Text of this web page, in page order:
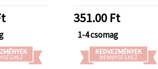
351.00 Ft
1-4 csomag
KEDVEZMÉNYEK
MENNYISÉGHEZ